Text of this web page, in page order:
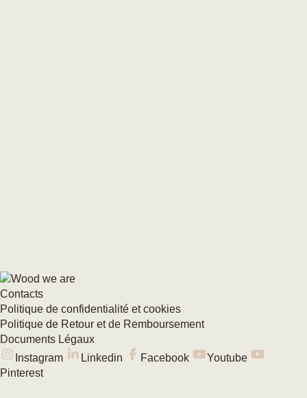
Contacts
Politique de confidentialité et cookies
Politique de Retour et de Remboursement
Documents Légaux
Instagram
Linkedin Facebook
Youtube
Pinterest